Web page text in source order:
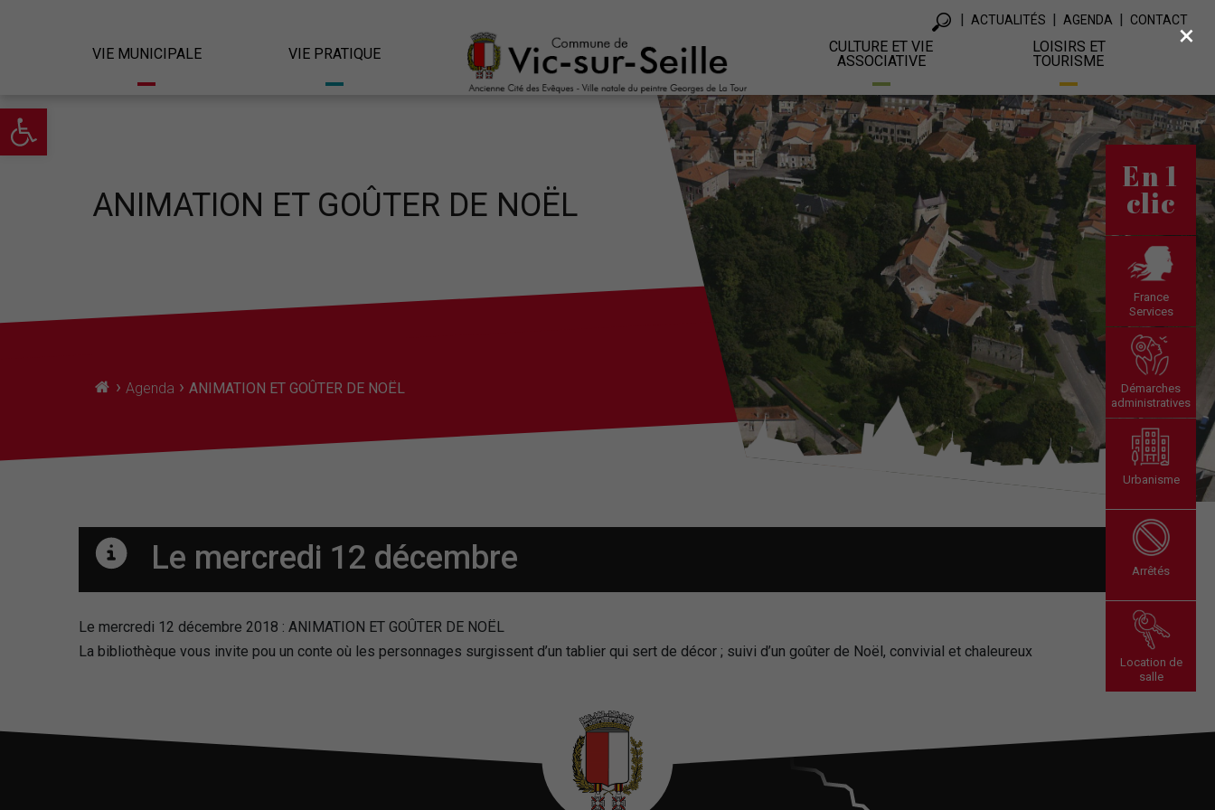
Ouvrir la barre d’outils
ACTUALITÉS AGENDA CONTACT
VIE MUNICIPALE VIE PRATIQUE
CULTURE ET VIE
ASSOCIATIVE
LOISIRS ET
TOURISME
En 1
clic
France
Services
Démarches
administratives
Urbanisme
Arrêtés
Location de
salle
ANIMATION ET GOÛTER DE NOËL
› Agenda › ANIMATION ET GOÛTER DE NOËL
Le mercredi 12 décembre
Le mercredi 12 décembre 2018 : ANIMATION ET GOÛTER DE NOËL
La bibliothèque vous invite pou un conte où les personnages surgissent d’un tablier qui sert de décor ; suivi d’un goûter de Noël, convivial et chaleureux
×